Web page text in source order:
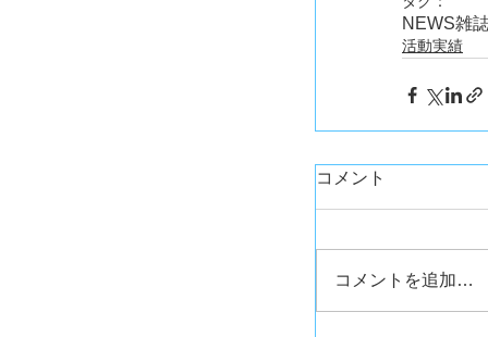
NEWS雑
活動実績
コメント
コメントを追加…